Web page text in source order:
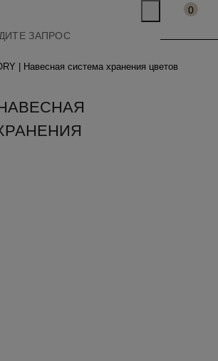
0
| Навесная система хранения цветов
НАВЕСНАЯ